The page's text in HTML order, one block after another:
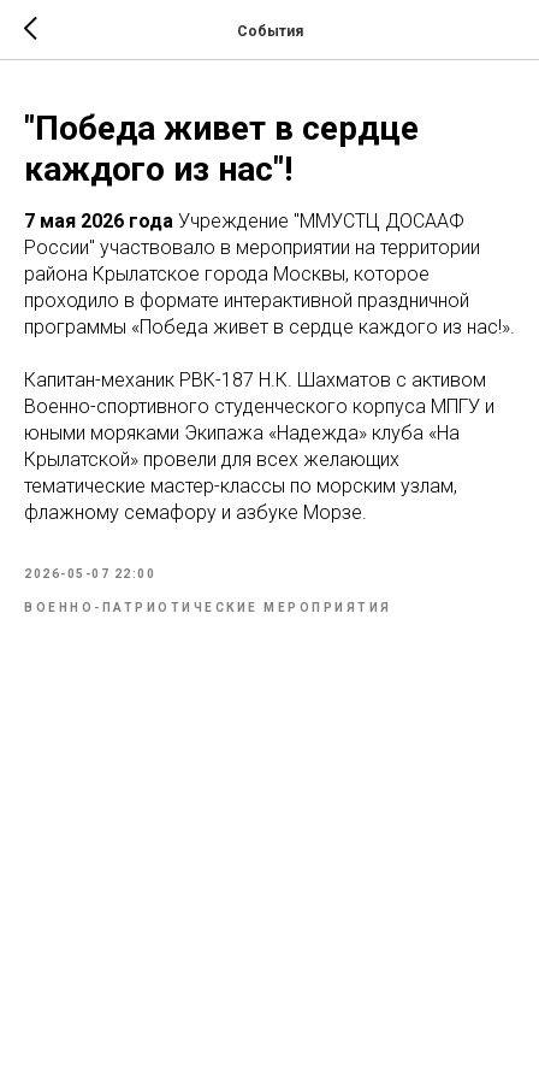
События
"Победа живет в сердце
каждого из нас"!
7 мая 2026 года Учреждение "ММУСТЦ ДОСААФ
России" участвовало в мероприятии на территории
района Крылатское города Москвы, которое
проходило в формате интерактивной праздничной
программы «Победа живет в сердце каждого из нас!».
Капитан-механик РВК-187 Н.К. Шахматов с активом
Военно-спортивного студенческого корпуса МПГУ и
юными моряками Экипажа «Надежда» клуба «На
Крылатской» провели для всех желающих
тематические мастер-классы по морским узлам,
флажному семафору и азбуке Морзе.
2026-05-07 22:00
ВОЕННО-ПАТРИОТИЧЕСКИЕ МЕРОПРИЯТИЯ